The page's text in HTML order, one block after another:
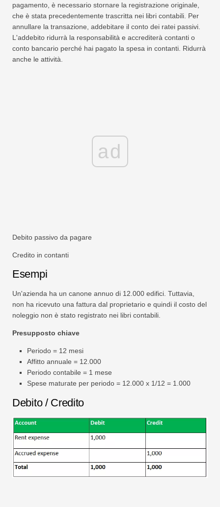
pagamento, è necessario stornare la registrazione originale,
che è stata precedentemente trascritta nei libri contabili. Per
annullare la transazione, addebitare il conto dei ratei passivi.
L'addebito ridurrà la responsabilità e accrediterà contanti o
conto bancario perché hai pagato la spesa in contanti. Ridurrà
anche le attività.
ad
Debito passivo da pagare
Credito in contanti
Esempi
Un'azienda ha un canone annuo di 12.000 edifici. Tuttavia,
non ha ricevuto una fattura dal proprietario e quindi il costo del
noleggio non è stato registrato nei libri contabili.
Presupposto chiave
Periodo = 12 mesi
Affitto annuale = 12.000
Periodo contabile = 1 mese
Spese maturate per periodo = 12.000 x 1/12 = 1.000
Debito / Credito